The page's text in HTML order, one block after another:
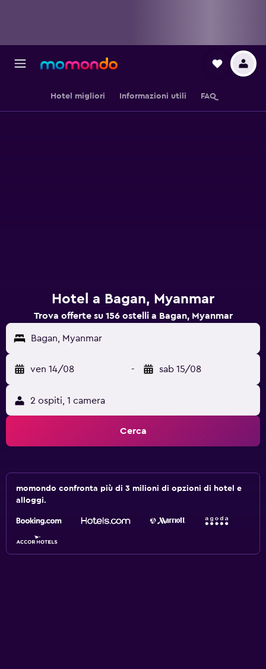
Hotel migliori Informazioni utili FAQ
Hotel a Bagan, Myanmar
Trova offerte su 156 ostelli a Bagan, Myanmar
Bagan, Myanmar
ven 14/08 - sab 15/08
2 ospiti, 1 camera
Cerca
momondo confronta più di 3 milioni di opzioni di hotel e
alloggi.